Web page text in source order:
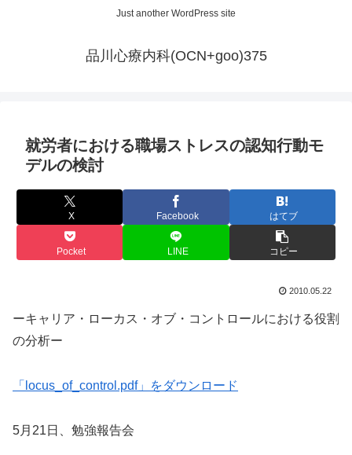
Just another WordPress site
品川心療内科(OCN+goo)375
就労者における職場ストレスの認知行動モ
デルの検討
X Facebook はてブ
Pocket LINE コピー
2010.05.22
ーキャリア・ローカス・オブ・コントロールにおける役割
の分析ー
「locus_of_control.pdf」をダウンロード
5月21日、勉強報告会